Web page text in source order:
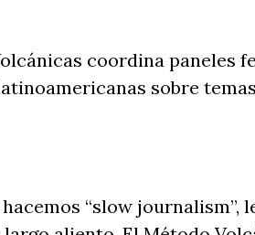
coordina paneles
sobre
“slow journalism”,